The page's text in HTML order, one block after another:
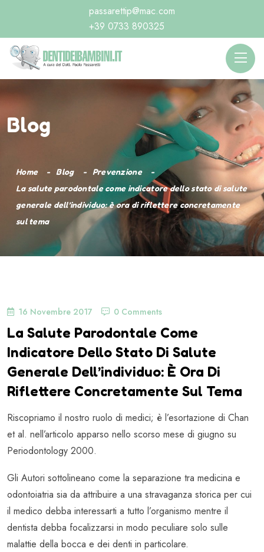
passarettip@mac.com
+39 0733 890325
Blog
Home Blog
Prevenzione
La salute parodontale come indicatore dello stato di salute
generale dell’individuo: è ora di riflettere concretamente
sul tema
16 Novembre 2017 0 Comments
La Salute Parodontale Come
Indicatore Dello Stato Di Salute
Generale Dell’individuo: È Ora Di
Riflettere Concretamente Sul Tema
Riscopriamo il nostro ruolo di medici; è l’esortazione di Chan
et al. nell’articolo apparso nello scorso mese di giugno su
Periodontology 2000.
Gli Autori sottolineano come la separazione tra medicina e
odontoiatria sia da attribuire a una stravaganza storica per cui
il medico debba interessarti a tutto l’organismo mentre il
dentista debba focalizzarsi in modo peculiare solo sulle
malattie della bocca e dei denti in particolare.